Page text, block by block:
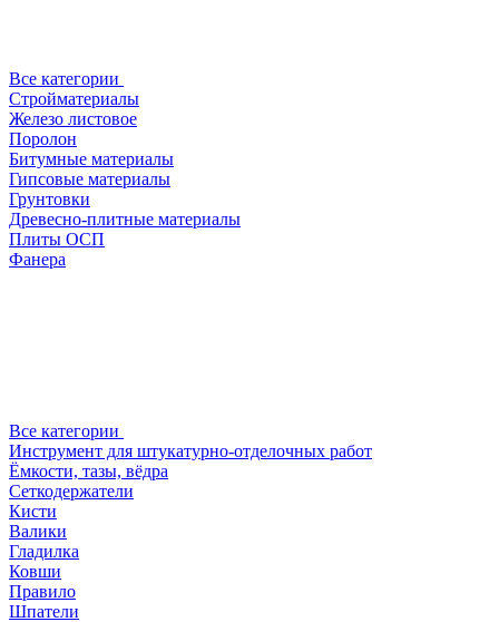
Все категории
Стройматериалы
Железо листовое
Поролон
Битумные материалы
Гипсовые материалы
Грунтовки
Древесно-плитные материалы
Плиты ОСП
Фанера
Все категории
Инструмент для штукатурно-отделочных работ
Ёмкости, тазы, вёдра
Сеткодержатели
Кисти
Валики
Гладилка
Ковши
Правило
Шпатели